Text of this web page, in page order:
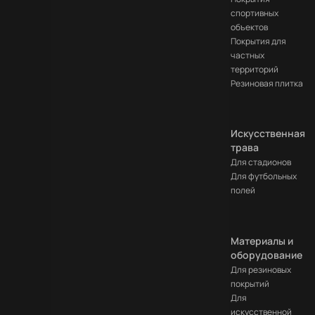
обработку данных
спортивных
объектов
Покрытия для
частных
территорий
Резиновая плитка
Искусственная
трава
Для стадионов
Для футбольных
полей
Материалы и
оборудование
Для резиновых
покрытий
Для
искусственной